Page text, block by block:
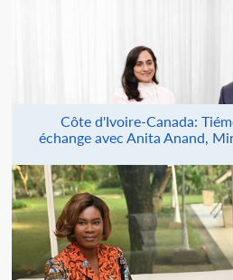
Côte d'Ivoire-Canada:
échange avec Anita Anand,